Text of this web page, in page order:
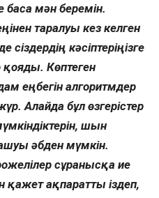
баса мән беремін.
таралуы кез келген
кәсіптеріңізге
Көптеген
еңбегін алгоритмдер
Алайда бұл өзгерістер
шын
әбден мүмкін.
сұранысқа ие
қажет ақпаратты іздеп,